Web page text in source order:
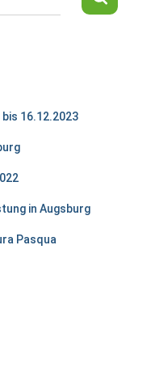
16.12.2023
in Augsburg
Pasqua